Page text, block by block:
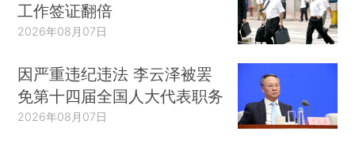
工作签证翻倍
2026年08月07日
因严重违纪违法 李云泽被罢
免第十四届全国人大代表职务
2026年08月07日